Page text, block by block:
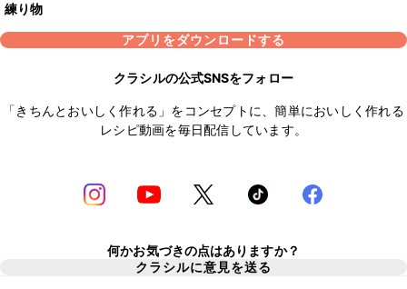
練り物
アプリをダウンロードする
クラシルの公式SNSをフォロー
「きちんとおいしく作れる」をコンセプトに、簡単においしく作れる
レシピ動画を毎日配信しています。
何かお気づきの点はありますか？
クラシルに意見を送る